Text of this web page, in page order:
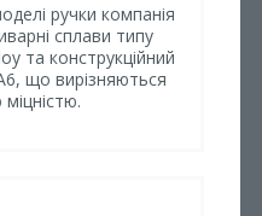
ручки компанія
сплави типу
та конструкційний
що вирізняються